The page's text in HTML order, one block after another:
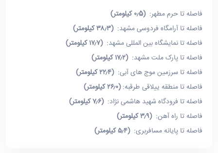
فاصله تا حرم مطهر:(۰٫5 کیلومتر)
فاصله تا آرامگاه فردوسی مشهد:(۳۸٫۳ کیلومتر)
فاصله تا نمایشگاه بین المللی مشهد:(۱۷٫۷ کیلومتر)
فاصله تا پارک ملت مشهد:(۱۷٫۲ کیلومتر)
فاصله تا سرزمین موج های آبی:(۲۲٫۴ کیلومتر)
فاصله تا منطقه ییلاقی طرقبه:(۲۶٫۰ کیلومتر)
فاصله تا فرودگاه شهید هاشمی نژاد:(۷٫۶ کیلومتر)
فاصله تا راه آهن:(۳٫۹ کیلومتر)
فاصله تا پایانه مسافربری:(۵٫۴ کیلومتر)